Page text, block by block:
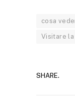
cosa
Visitare la
SHARE.